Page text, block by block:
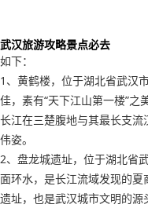
武汉旅游攻略景点必去
如下：
1、黄鹤楼，位于湖北省武汉
佳，素有“天下江山第一楼”
长江在三楚腹地与其最长支
伟姿。
2、盘龙城遗址，位于湖北省
面环水，是长江流域发现的
遗址，也是武汉城市文明的